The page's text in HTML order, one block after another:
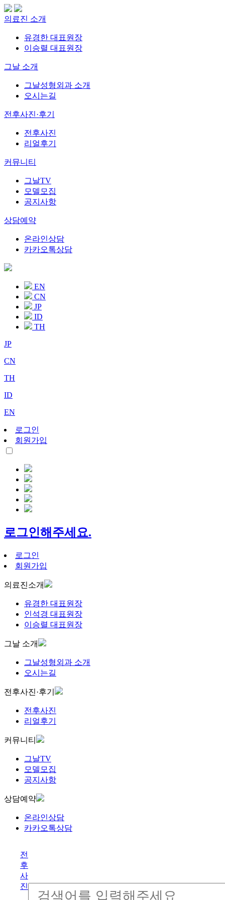
의료진 소개
유경한 대표원장
이승렬 대표원장
그날 소개
그날성형외과 소개
오시는길
전후사진·후기
전후사진
리얼후기
커뮤니티
그날TV
모델모집
공지사항
상담예약
온라인상담
카카오톡상담
EN
CN
JP
ID
TH
JP
CN
TH
ID
EN
로그인
회원가입
로그인해주세요.
로그인
회원가입
의료진소개
유경한 대표원장
인석경 대표원장
이승렬 대표원장
그날 소개
그날성형외과 소개
오시는길
전후사진·후기
전후사진
리얼후기
커뮤니티
그날TV
모델모집
공지사항
상담예약
온라인상담
카카오톡상담
전
후
사
진